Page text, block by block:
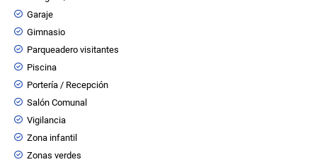
Garaje
Gimnasio
Parqueadero visitantes
Piscina
Portería / Recepción
Salón Comunal
Vigilancia
Zona infantil
Zonas verdes